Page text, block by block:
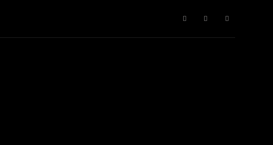
Pendidikan More